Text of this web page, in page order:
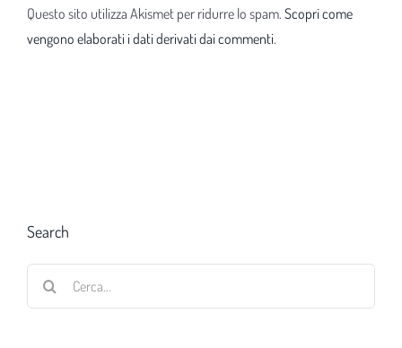
Questo sito utilizza Akismet per ridurre lo spam. Scopri come
vengono elaborati i dati derivati dai commenti.
Search